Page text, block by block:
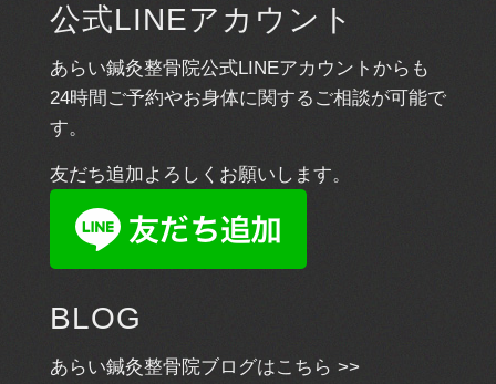
公式LINEアカウント
あらい鍼灸整骨院公式LINEアカウントからも
24時間ご予約やお身体に関するご相談が可能で
す。
友だち追加よろしくお願いします。
BLOG
あらい鍼灸整骨院ブログはこちら >>